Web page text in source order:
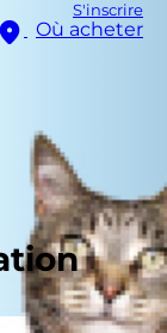
S'inscrire
Où acheter